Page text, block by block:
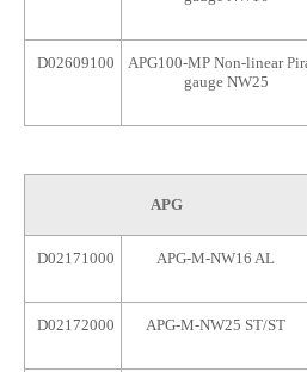
D02609100
APG100-MP Non-linear
gauge NW25
APG
D02171000 APG-M-NW16 AL
D02172000 APG-M-NW25 ST/ST